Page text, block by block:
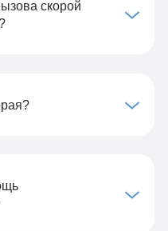
скорой